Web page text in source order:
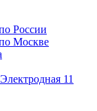
России
Москве
11